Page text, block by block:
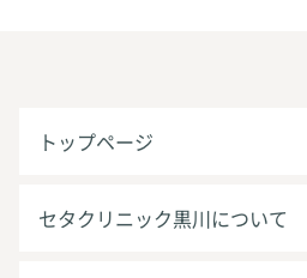
トップページ
セタクリニック黒川について